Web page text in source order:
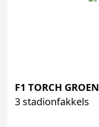
F1 TORCH GROEN
3 stadionfakkels